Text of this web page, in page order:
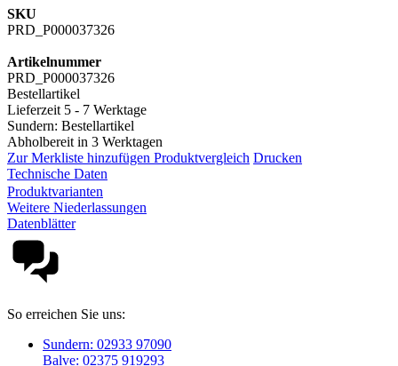
SKU
PRD_P000037326
Artikelnummer
PRD_P000037326
Bestellartikel
Lieferzeit 5 - 7 Werktage
Sundern: Bestellartikel
Abholbereit in 3 Werktagen
Zur Merkliste hinzufügen Produktvergleich Drucken
Technische Daten
Produktvarianten
Weitere Niederlassungen
Datenblätter
So erreichen Sie uns:
Sundern: 02933 97090
Balve: 02375 919293